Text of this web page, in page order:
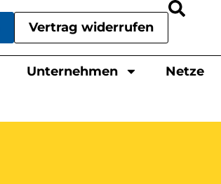
Vertrag widerrufen
Unternehmen Netze